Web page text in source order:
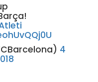
4